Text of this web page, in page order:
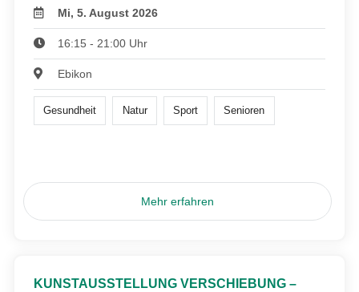
Mi, 5. August 2026
16:15 - 21:00 Uhr
Ebikon
Gesundheit Natur Sport Senioren
Mehr erfahren
KUNSTAUSSTELLUNG VERSCHIEBUNG –